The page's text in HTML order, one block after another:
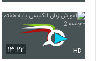
۱۳:۲۲ HD